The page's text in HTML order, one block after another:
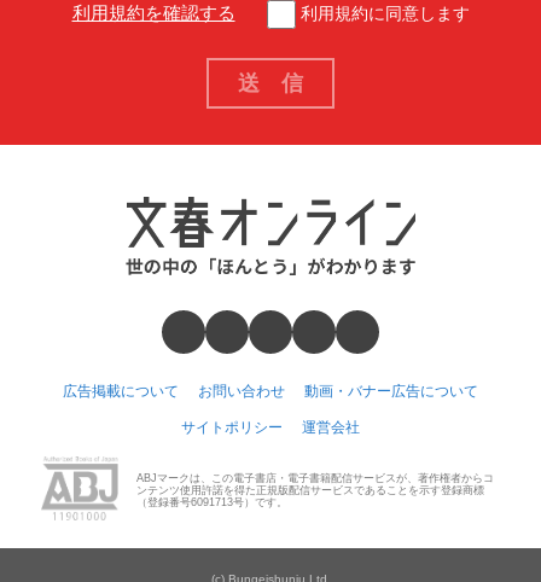
利用規約を確認する 利用規約に同意します
広告掲載について お問い合わせ 動画・バナー広告について
サイトポリシー 運営会社
ABJマークは、この電子書店・電子書籍配信サービスが、著作権者からコ
ンテンツ使用許諾を得た正規版配信サービスであることを示す登録商標
（登録番号6091713号）です。
(c) Bungeishunju Ltd.